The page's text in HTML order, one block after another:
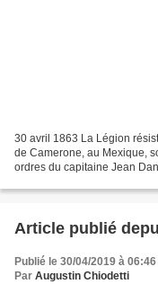
30 avril 1863 La Légion
de Camerone, au Mexique,
ordres du capitaine Jean
Publié le 30/04/2019 à 06:46
Par Augustin Chiodetti